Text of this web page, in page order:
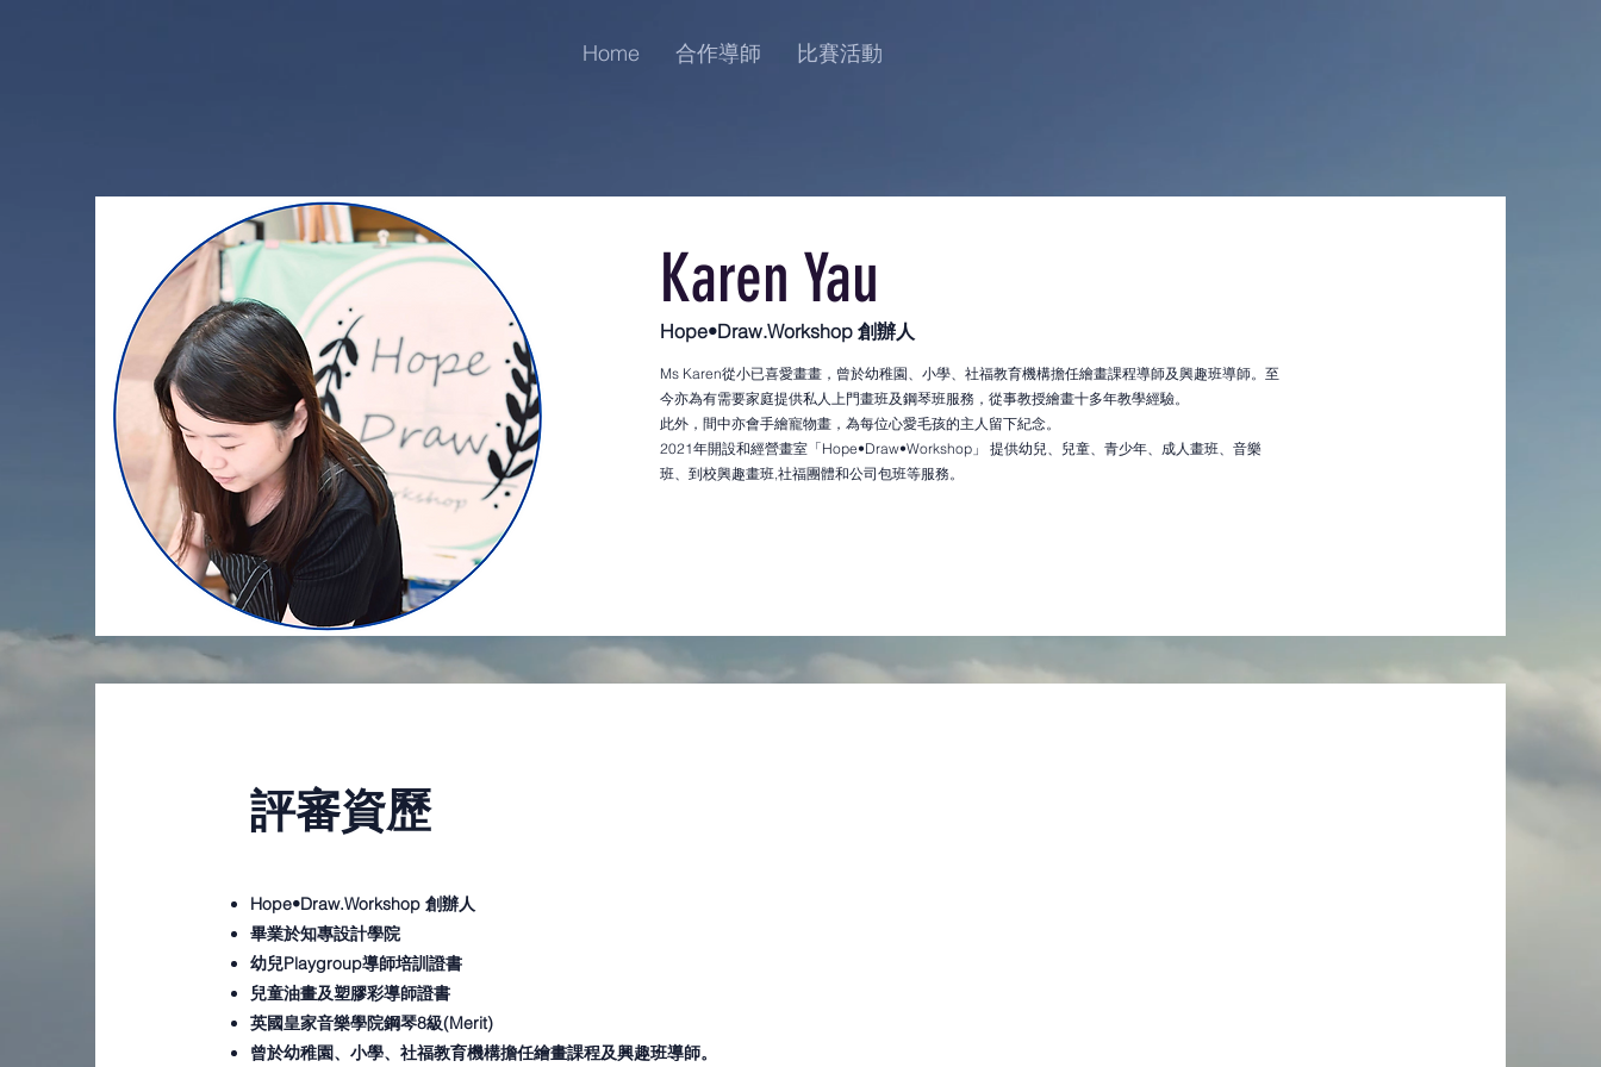
Home 合作導師 比賽活動
Karen Yau
Hope•Draw.Workshop 創辦人
Ms Karen從小已喜愛畫畫，曾於幼稚園、小學、社福教育機構擔任繪畫課程導師及興趣班導師。至
今亦為有需要家庭提供私人上門畫班及鋼琴班服務，從事教授繪畫十多年教學經驗。
此外，間中亦會手繪寵物畫，為每位心愛毛孩的主人留下紀念。
2021年開設和經營畫室「Hope•Draw•Workshop」 提供幼兒、兒童、青少年、成人畫班、音樂
班、到校興趣畫班,社福團體和公司包班等服務。
評審資歷
Hope•Draw.Workshop 創辦人
畢業於知專設計學院
幼兒Playgroup導師培訓證書
兒童油畫及塑膠彩導師證書
英國皇家音樂學院鋼琴8級(Merit)
曾於幼稚園、小學、社福教育機構擔任繪畫課程及興趣班導師。